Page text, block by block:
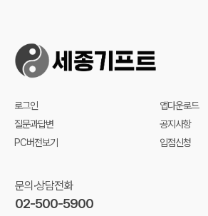
로그인
앱다운로드
질문과답변
공지사항
PC버전보기
입점신청
문의·상담전화
02-500-5900